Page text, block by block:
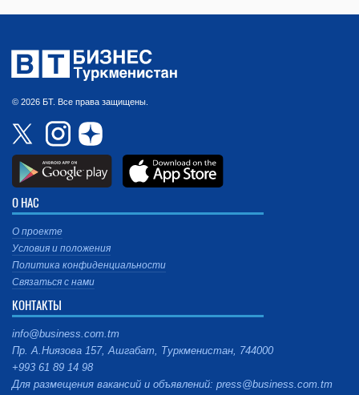
© 2026 БТ. Все права защищены.
О НАС
О проекте
Условия и положения
Политика конфиденциальности
Связаться с нами
КОНТАКТЫ
info@business.com.tm
Пр. А.Ниязова 157, Ашгабат, Туркменистан, 744000
+993 61 89 14 98
Для размещения вакансий и объявлений: press@business.com.tm